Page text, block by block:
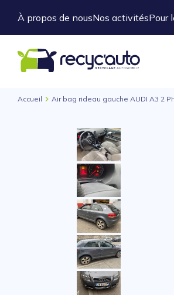
À propos de nousNos activitésPour
Accueil Air bag rideau gauche AUDI A3 2